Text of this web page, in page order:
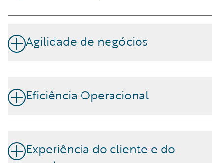
Agilidade de negócios
Adapte-se rapidamente às mudanças do mercado, às
distribuição.
Eficiência Operacional
Otimize os processos e elimine tarefas repetitivas
acessíveis.Experiência do cliente e do